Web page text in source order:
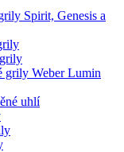
Spirit, Genesis a
grily Weber Lumin
uhlí